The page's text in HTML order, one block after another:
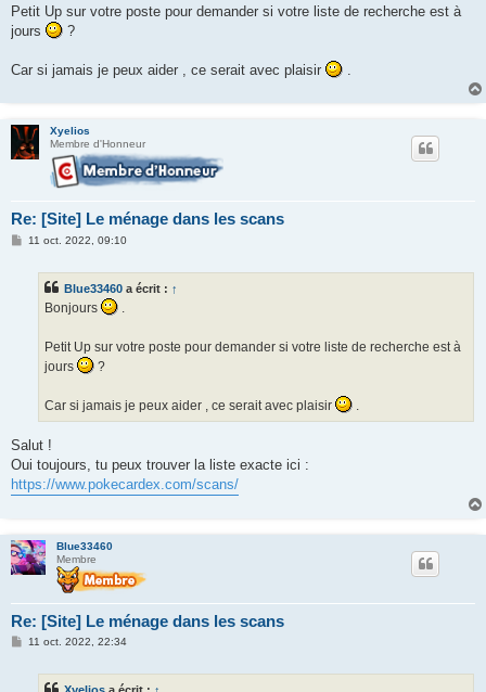
g
Petit Up sur votre poste pour demander si votre liste de recherche est à
jours
?
Car si jamais je peux aider , ce serait avec plaisir .
Xyelios
Membre d'Honneur
Re: [Site] Le ménage dans les scans
M11 oct. 2022, 09:10
Blue33460 a écrit : ↑
Bonjours .
Petit Up sur votre poste pour demander si votre liste de recherche est à
jours
?
Car si jamais je peux aider , ce serait avec plaisir .
Salut !
Oui toujours, tu peux trouver la liste exacte ici :
https://www.pokecardex.com/scans/
Blue33460
Membre
Re: [Site] Le ménage dans les scans
M11 oct. 2022, 22:34